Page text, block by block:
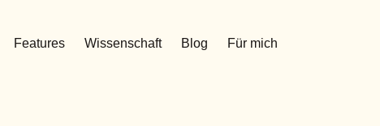
Features Wissenschaft Blog Für mich